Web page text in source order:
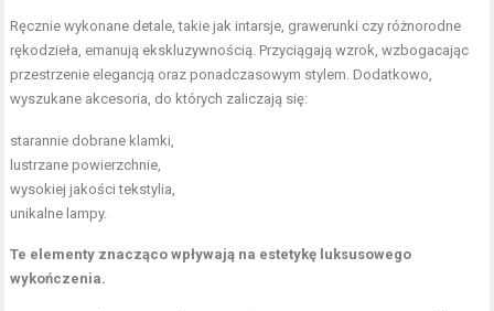
Ręcznie wykonane detale, takie jak intarsje, grawerunki czy różnorodne
rękodzieła, emanują ekskluzywnością. Przyciągają wzrok, wzbogacając
przestrzenie elegancją oraz ponadczasowym stylem. Dodatkowo,
wyszukane akcesoria, do których zaliczają się:
starannie dobrane klamki,
lustrzane powierzchnie,
wysokiej jakości tekstylia,
unikalne lampy.
Te elementy znacząco wpływają na estetykę luksusowego
wykończenia.